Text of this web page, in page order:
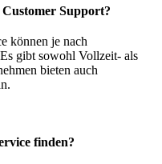
Support?
können je nach
gibt sowohl Vollzeit- als
bieten auch
finden?